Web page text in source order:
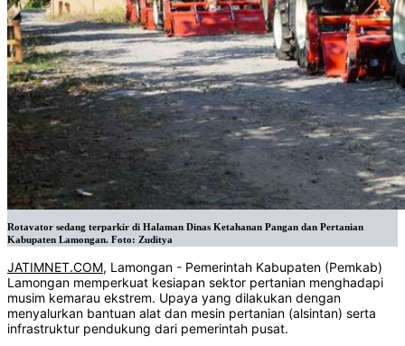
Rotavator sedang terparkir di Halaman Dinas Ketahanan Pangan dan Pertanian
Kabupaten Lamongan. Foto: Zuditya
JATIMNET.COM, Lamongan - Pemerintah Kabupaten (Pemkab)
Lamongan memperkuat kesiapan sektor pertanian menghadapi
musim kemarau ekstrem. Upaya yang dilakukan dengan
menyalurkan bantuan alat dan mesin pertanian (alsintan) serta
infrastruktur pendukung dari pemerintah pusat.